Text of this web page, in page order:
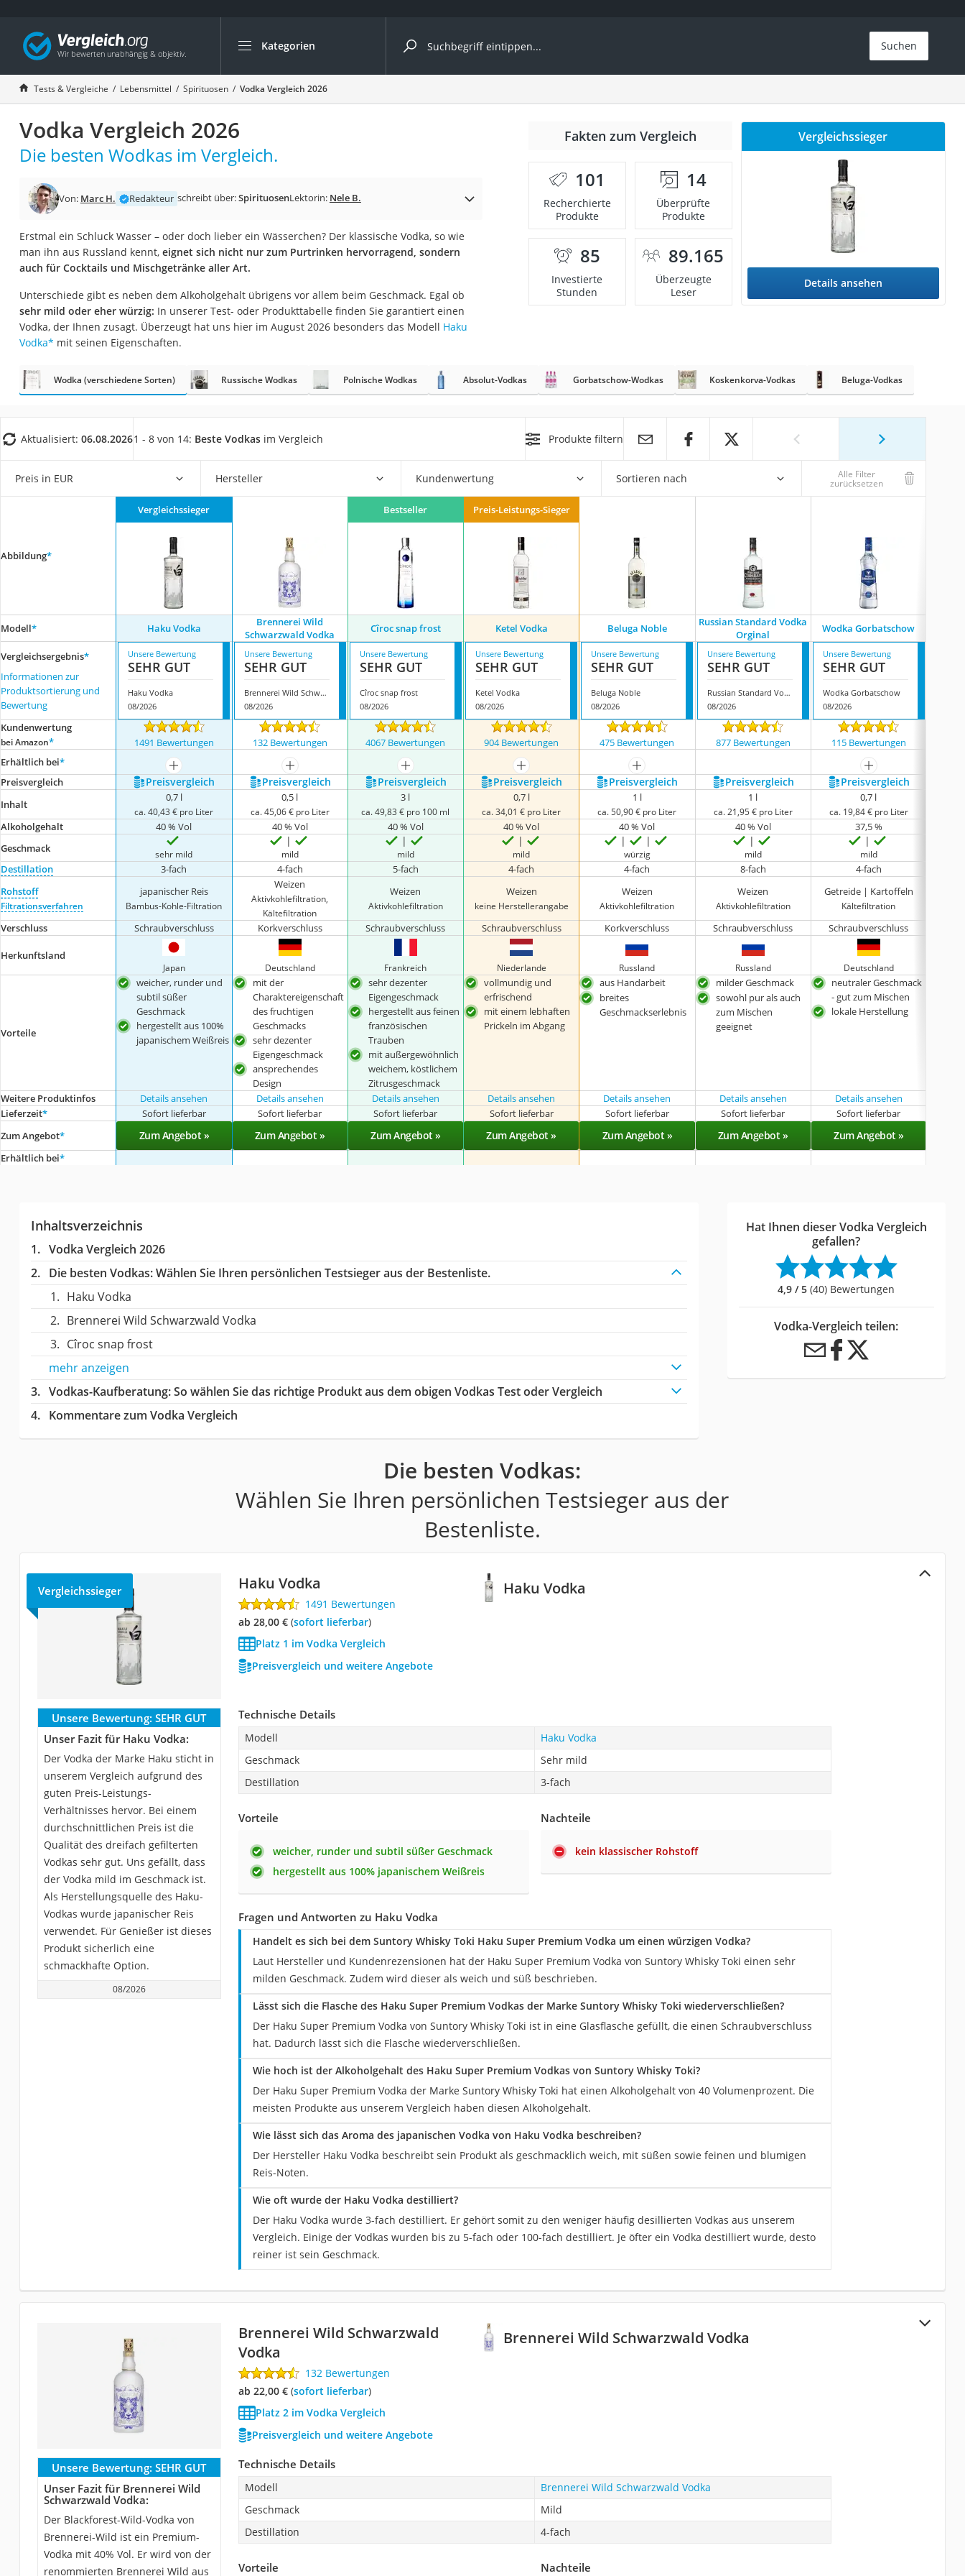
Kategorien
Die beliebtesten Vergleiche nach Kategorie
Lebensmittel
Schwarzkümmelöl
Knäckebrot
Schwarzkümmelöl-Kapseln
Manukahonig
Eiklar
Balsamico-Essig
Schwarzkümmelöl bio
Honig
Gemüsebrühe
Irischer Whiskey
Sojasauce
MCT-Öl
Trüffelöl
Müsli ohne Zuckerzusatz
Suchen
Tests & Vergleiche Lebensmittel Spirituosen Vodka Vergleich 2026
Vodka Vergleich 2026
Die besten Wodkas im Vergleich.
Von: Marc H. Redakteur schreibt über:SpirituosenLektorin: Nele B.
Erstmal ein Schluck Wasser – oder doch lieber ein Wässerchen? Der klassische Vodka, so wie
man ihn aus Russland kennt, eignet sich nicht nur zum Purtrinken hervorragend, sondern
auch für Cocktails und Mischgetränke aller Art.
Unterschiede gibt es neben dem Alkoholgehalt übrigens vor allem beim Geschmack. Egal ob
sehr mild oder eher würzig: In unserer Test- oder Produkttabelle finden Sie garantiert einen
Vodka, der Ihnen zusagt. Überzeugt hat uns hier im August 2026 besonders das Modell Haku
Vodka* mit seinen Eigenschaften.
Fakten zum Vergleich
101
Recherchierte
Produkte
14
Überprüfte
Produkte
85
Investierte
Stunden
89.165
Überzeugte
Leser
Vergleichssieger
Details ansehen
Wodka (verschiedene Sorten) Russische Wodkas Polnische Wodkas Absolut-Vodkas Gorbatschow-Wodkas Koskenkorva-Vodkas Beluga-Vodkas
Aktualisiert: 06.08.20261 - 8 von 14: Beste Vodkas im Vergleich Produkte filtern
Preis in EUR Hersteller Kundenwertung Sortieren nach Alle Filter
zurücksetzen
Abbildung*
Vergleichssieger Bestseller Preis-Leistungs-Sieger
Modell* Haku Vodka
Brennerei Wild
Schwarzwald Vodka
Cîroc snap frost Ketel Vodka Beluga Noble
Russian Standard Vodka
Orginal
Wodka Gorbatschow
Vergleichsergebnis*
Informationen zur
Produktsortierung und
Bewertung
Unsere Bewertung
SEHR GUT
Haku Vodka
08/2026
Unsere Bewertung
SEHR GUT
Brennerei Wild Schwarzwald Vodka
08/2026
Unsere Bewertung
SEHR GUT
Cîroc snap frost
08/2026
Unsere Bewertung
SEHR GUT
Ketel Vodka
08/2026
Unsere Bewertung
SEHR GUT
Beluga Noble
08/2026
Unsere Bewertung
SEHR GUT
Russian Standard Vodka Orginal
08/2026
Unsere Bewertung
SEHR GUT
Wodka Gorbatschow
08/2026
Kundenwertung
bei Amazon* 1491 Bewertungen 132 Bewertungen 4067 Bewertungen 904 Bewertungen 475 Bewertungen 877 Bewertungen 115 Bewertungen
Erhältlich bei*
mehr anzeigen mehr anzeigen mehr anzeigen mehr anzeigen mehr anzeigen
mehr anzeigen
Preis­vergleich
Preis­vergleich Preis­vergleich Preis­vergleich Preis­vergleich Preis­vergleich Preis­vergleich Preis­vergleich
Inhalt
0,7 l
ca. 40,43 € pro Liter
0,5 l
ca. 45,06 € pro Liter
3 l
ca. 49,83 € pro 100 ml
0,7 l
ca. 34,01 € pro Liter
1 l
ca. 50,90 € pro Liter
1 l
ca. 21,95 € pro Liter
0,7 l
ca. 19,84 € pro Liter
Alkoholgehalt 40 % Vol 40 % Vol 40 % Vol 40 % Vol 40 % Vol 40 % Vol
37,5 %
Geschmack
sehr mild mild mild mild würzig mild mild
Destillation 3-fach 4-fach 5-fach 4-fach 4-fach 8-fach
4-fach
Rohstoff
Filtrationsverfahren
japanischer Reis
Bambus-Kohle-Filtration
Weizen
Aktivkohlefiltration,
Kältefiltration
Weizen
Aktivkohlefiltration
Weizen
keine Herstellerangabe
Weizen
Aktivkohlefiltration
Weizen
Aktivkohlefiltration
Getreide | Kartoffeln
Kältefiltration
Verschluss Schraubverschluss Korkverschluss Schraubverschluss Schraubverschluss Korkverschluss Schraubverschluss Schraubverschluss
Herkunftsland
Japan Deutschland Frankreich Niederlande Russland Russland Deutschland
Vorteile
weicher, runder und
subtil süßer
Geschmack
hergestellt aus 100%
japanischem Weißreis
mit der
Charaktereigenschaft
des fruchtigen
Geschmacks
sehr dezenter
Eigengeschmack
ansprechendes
Design
sehr dezenter
Eigengeschmack
hergestellt aus feinen
französischen
Trauben
mit außergewöhnlich
weichem, köstlichem
Zitrusgeschmack
vollmundig und
erfrischend
mit einem lebhaften
Prickeln im Abgang
aus Handarbeit
breites
Geschmackserlebnis
milder Geschmack
sowohl pur als auch
zum Mischen
geeignet
neutraler Geschmack
- gut zum Mischen
lokale Herstellung
Weitere Produktinfos Details ansehen Details ansehen Details ansehen Details ansehen Details ansehen Details ansehen Details ansehen
Lieferzeit* Sofort lieferbar Sofort lieferbar Sofort lieferbar Sofort lieferbar Sofort lieferbar Sofort lieferbar Sofort lieferbar
Zum Angebot* Zum Angebot » Zum Angebot » Zum Angebot » Zum Angebot » Zum Angebot » Zum Angebot » Zum Angebot »
Erhältlich bei*
Inhaltsverzeichnis
Vodka Vergleich 2026
Die besten Vodkas:Wählen Sie Ihren persönlichen Testsieger aus der Bestenliste.
Haku Vodka
Brennerei Wild Schwarzwald Vodka
Cîroc snap frost
mehr anzeigen
Vodkas-Kaufberatung: So wählen Sie das richtige Produkt aus dem obigen Vodkas Test oder Vergleich
Kommentare zum Vodka Vergleich
Hat Ihnen dieser Vodka Vergleich
gefallen?
4,9 / 5 (40) Bewertungen
Vodka-Vergleich teilen:
Die besten Vodkas:
Wählen Sie Ihren persönlichen Testsieger aus der
Bestenliste.
Haku Vodka
Vergleichssieger Haku Vodka
1491 Bewertungen
ab 28,00 €( Sofort lieferbar)
Platz 1 im Vodka Vergleich
Preisvergleich und weitere Angebote
Unsere Bewertung: SEHR GUT
Unser Fazit für Haku Vodka:
Der Vodka der Marke Haku sticht in
unserem Vergleich aufgrund des
guten Preis-Leistungs-
Verhältnisses hervor. Bei einem
durchschnittlichen Preis ist die
Qualität des dreifach gefilterten
Vodkas sehr gut. Uns gefällt, dass
der Vodka mild im Geschmack ist.
Als Herstellungsquelle des Haku-
Vodkas wurde japanischer Reis
verwendet. Für Genießer ist dieses
Produkt sicherlich eine
schmackhafte Option.
08/2026
Technische Details
Modell
Haku Vodka
Geschmack
Sehr mild
Destillation
3-fach
Vorteile
weicher, runder und subtil süßer Geschmack
hergestellt aus 100% japanischem Weißreis
Nachteile
kein klassischer Rohstoff
Fragen und Antworten zu Haku Vodka
Handelt es sich bei dem Suntory Whisky Toki Haku Super Premium Vodka um einen würzigen Vodka?
Laut Hersteller und Kundenrezensionen hat der Haku Super Premium Vodka von Suntory Whisky Toki einen sehr
milden Geschmack. Zudem wird dieser als weich und süß beschrieben.
Lässt sich die Flasche des Haku Super Premium Vodkas der Marke Suntory Whisky Toki wiederverschließen?
Der Haku Super Premium Vodka von Suntory Whisky Toki ist in eine Glasflasche gefüllt, die einen Schraubverschluss
hat. Dadurch lässt sich die Flasche wiederverschließen.
Wie hoch ist der Alkoholgehalt des Haku Super Premium Vodkas von Suntory Whisky Toki?
Der Haku Super Premium Vodka der Marke Suntory Whisky Toki hat einen Alkoholgehalt von 40 Volumenprozent. Die
meisten Produkte aus unserem Vergleich haben diesen Alkoholgehalt.
Wie lässt sich das Aroma des japanischen Vodka von Haku Vodka beschreiben?
Der Hersteller Haku Vodka beschreibt sein Produkt als geschmacklich weich, mit süßen sowie feinen und blumigen
Reis-Noten.
Wie oft wurde der Haku Vodka destilliert?
Der Haku Vodka wurde 3-fach destilliert. Er gehört somit zu den weniger häufig desillierten Vodkas aus unserem
Vergleich. Einige der Vodkas wurden bis zu 5-fach oder 100-fach destilliert. Je öfter ein Vodka destilliert wurde, desto
reiner ist sein Geschmack.
Brennerei Wild Schwarzwald Vodka
Brennerei Wild Schwarzwald
Vodka
132 Bewertungen
ab 22,00 €( Sofort lieferbar)
Platz 2 im Vodka Vergleich
Preisvergleich und weitere Angebote
Unsere Bewertung: SEHR GUT
Unser Fazit für Brennerei Wild
Schwarzwald Vodka:
Der Blackforest-Wild-Vodka von
Brennerei-Wild ist ein Premium-
Vodka mit 40% Vol. Er wird von der
renommierten Brennerei Wild aus
Technische Details
Modell
Brennerei Wild Schwarzwald Vodka
Geschmack
Mild
Destillation
4-fach
Vorteile Nachteile